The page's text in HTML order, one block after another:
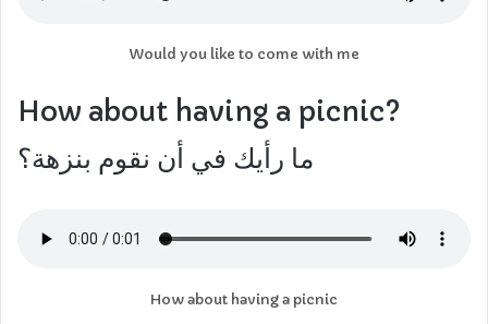
Would you like to come with me
How about having a picnic?
ما رأيك في أن نقوم بنزهة؟
How about having a picnic